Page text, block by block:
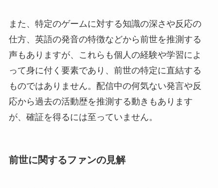
また、特定のゲームに対する知識の深さや反応の
仕方、英語の発音の特徴などから前世を推測する
声もありますが、これらも個人の経験や学習によ
って身に付く要素であり、前世の特定に直結する
ものではありません。配信中の何気ない発言や反
応から過去の活動歴を推測する動きもあります
が、確証を得るには至っていません。
前世に関するファンの見解